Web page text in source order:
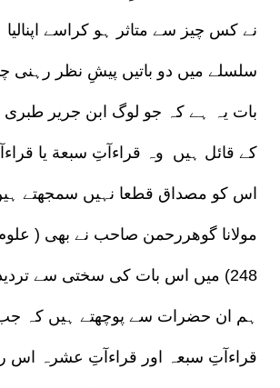
نے کس چیز سے متاثر ہو کراسے
بات یہ ہے کہ جو لوگ ابن جریر
کے قائل ہیں وہ قراءآتِ سبعة یا
اس کو مصداق قطعا نہیں سمجھتے
248) میں اس بات کی سختی سے
ہم ان حضرات سے پوچھتے ہیں کہ
قراءآتِ سبعہ اور قراءآتِ عشرہ اس